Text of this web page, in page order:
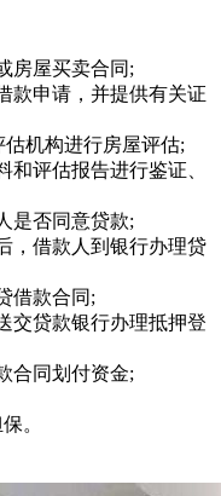
房屋买卖合同;
款申请，并提供有关证
机构进行房屋评估;
评估报告进行鉴证、
是否同意贷款;
，借款人到银行办理贷
借款合同;
交贷款银行办理抵押登
合同划付资金;
。